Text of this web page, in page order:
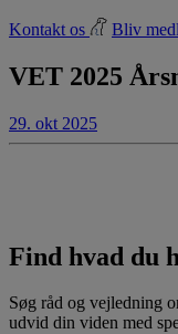
Kontakt os Bliv
VET 2025
29. okt 2025
Find hvad du
Søg råd og vejledning
udvid din viden med